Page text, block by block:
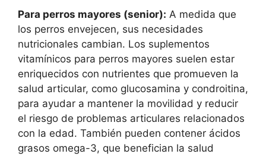
Para perros mayores (senior): A medida que
los perros envejecen, sus necesidades
nutricionales cambian. Los suplementos
vitamínicos para perros mayores suelen estar
enriquecidos con nutrientes que promueven la
salud articular, como glucosamina y condroitina,
para ayudar a mantener la movilidad y reducir
el riesgo de problemas articulares relacionados
con la edad. También pueden contener ácidos
grasos omega-3, que benefician la salud